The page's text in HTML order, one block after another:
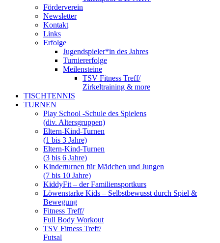
Förderverein
Newsletter
Kontakt
Links
Erfolge
Jugendspieler*in des Jahres
Turniererfolge
Meilensteine
TSV Fitness Treff/
Zirkeltraining & more
TISCHTENNIS
TURNEN
Play School -Schule des Spielens
(div. Altersgruppen)
Eltern-Kind-Turnen
(1 bis 3 Jahre)
Eltern-Kind-Turnen
(3 bis 6 Jahre)
Kinderturnen für Mädchen und Jungen
(7 bis 10 Jahre)
KiddyFit – der Familiensportkurs
Löwenstarke Kids – Selbstbewusst durch Spiel &
Bewegung
Fitness Treff/
Full Body Workout
TSV Fitness Treff/
Futsal